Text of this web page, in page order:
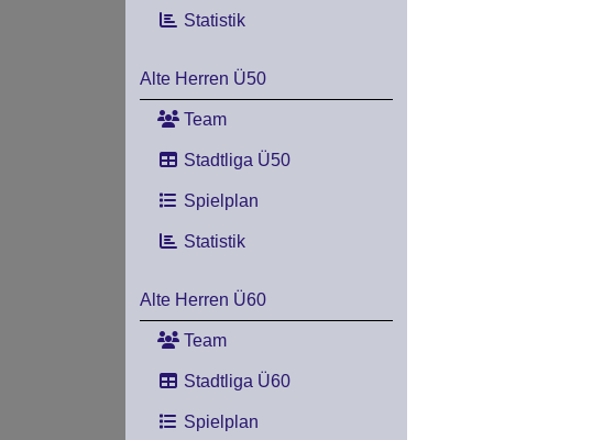
Statistik
Alte Herren Ü50
Team
Stadtliga Ü50
Spielplan
Statistik
Alte Herren Ü60
Team
Stadtliga Ü60
Spielplan